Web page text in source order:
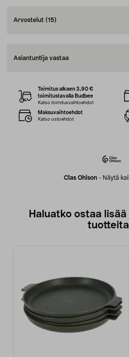
Arvostelut (15)
Asiantuntija vastaa
Clas Ohlson - Näytä
Toimitus alkaen 3,90 €
toimitustavalla Budbee
Katso toimitusvaihtoehdot
Maksuvaihtoehdot
Katso ostoehdot
Haluatko ostaa